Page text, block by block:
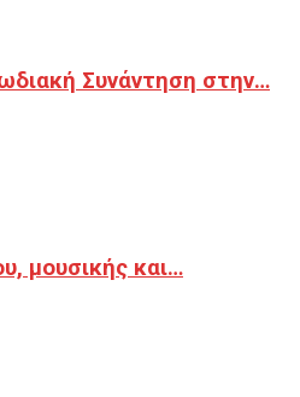
Συνάντηση στην…
μουσικής και…